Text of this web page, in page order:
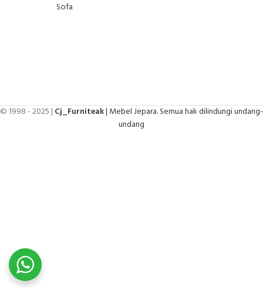
Sofa
© 1998 - 2025 | Cj_Furniteak| Mebel Jepara. Semua hak dilindungi undang-
undang